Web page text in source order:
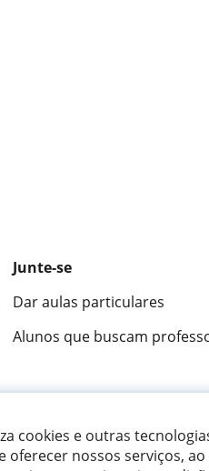
cookies e outras
oferecer nossos serviços,
Junte-se
Dar aulas particulares
Alunos que buscam